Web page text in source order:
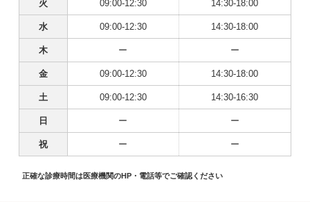
火 09:00-12:30 14:30-18:00
水 09:00-12:30 14:30-18:00
木 ー ー
金 09:00-12:30 14:30-18:00
土 09:00-12:30 14:30-16:30
日 ー ー
祝 ー ー
正確な診療時間は医療機関のHP・電話等でご確認ください